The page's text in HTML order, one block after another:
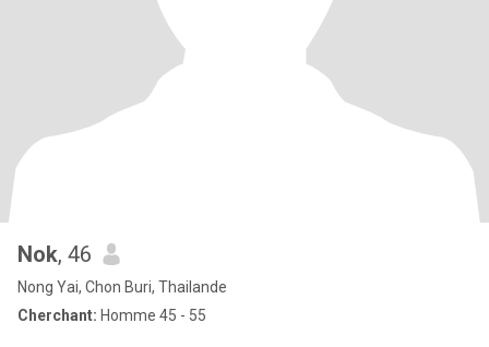
Nok, 46
Nong Yai, Chon Buri, Thailande
Cherchant: Homme 45 - 55